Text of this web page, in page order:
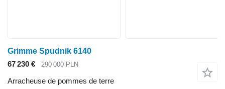
Grimme Spudnik 6140
67 230 €
290 000 PLN
Arracheuse de pommes de terre